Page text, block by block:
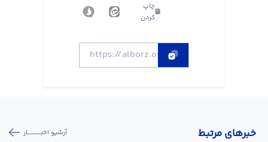
چاپ
کردن
خبر‌های مرتبط آرشیو اخبـــــــــــار